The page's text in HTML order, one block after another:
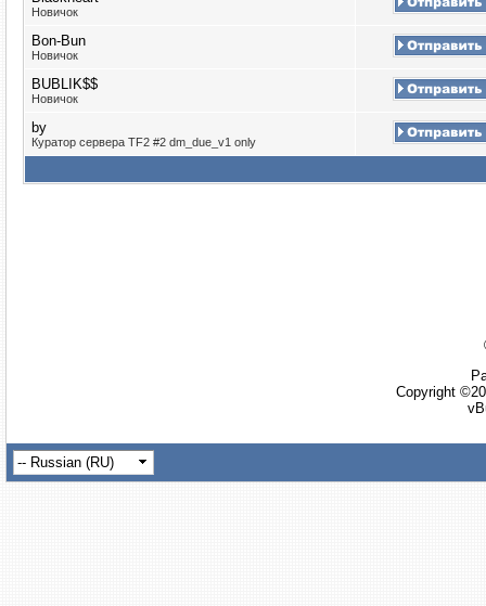
Новичок
Bon-Bun
Новичок
BUBLIK$$
Новичок
by
Куратор сервера TF2 #2 dm_due_v1 only
Copyright